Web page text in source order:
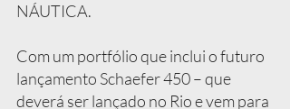
NÁUTICA.
Com um portfólio que inclui o futuro
lançamento Schaefer 450 – que
deverá ser lançado no Rio e vem para